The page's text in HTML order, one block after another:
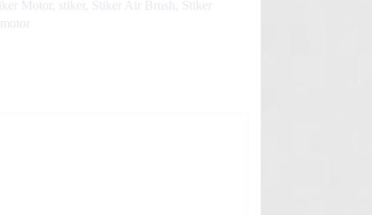
Motor stiker Stiker Air Brush
Stiker